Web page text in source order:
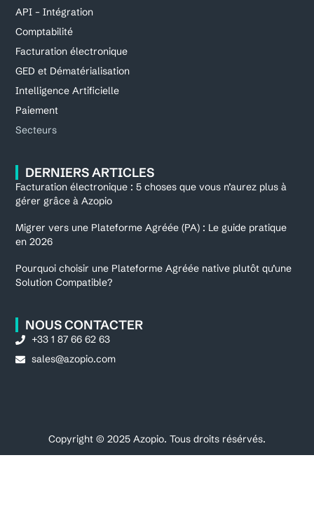
API – Intégration
Comptabilité
Facturation électronique
GED et Dématérialisation
Intelligence Artificielle
Paiement
Secteurs
DERNIERS ARTICLES
Facturation électronique : 5 choses que vous n’aurez plus à
gérer grâce à Azopio
Migrer vers une Plateforme Agréée (PA) : Le guide pratique
en 2026
Pourquoi choisir une Plateforme Agréée native plutôt qu’une
Solution Compatible?
NOUS CONTACTER
+33 1 87 66 62 63
sales@azopio.com
Copyright © 2025 Azopio. Tous droits résérvés.